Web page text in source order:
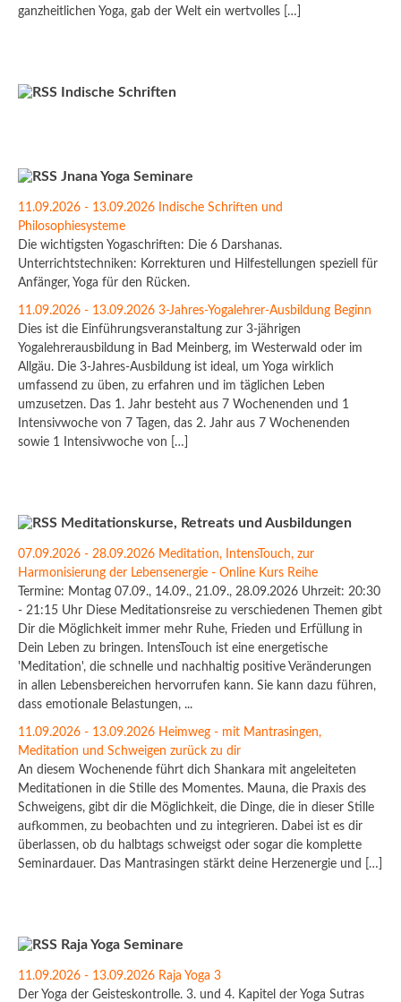
ganzheitlichen Yoga, gab der Welt ein wertvolles […]
Indische Schriften
Jnana Yoga Seminare
11.09.2026 - 13.09.2026 Indische Schriften und
Philosophiesysteme
Die wichtigsten Yogaschriften: Die 6 Darshanas.
Unterrichtstechniken: Korrekturen und Hilfestellungen speziell für
Anfänger, Yoga für den Rücken.
11.09.2026 - 13.09.2026 3-Jahres-Yogalehrer-Ausbildung Beginn
Dies ist die Einführungsveranstaltung zur 3-jährigen
Yogalehrerausbildung in Bad Meinberg, im Westerwald oder im
Allgäu. Die 3-Jahres-Ausbildung ist ideal, um Yoga wirklich
umfassend zu üben, zu erfahren und im täglichen Leben
umzusetzen. Das 1. Jahr besteht aus 7 Wochenenden und 1
Intensivwoche von 7 Tagen, das 2. Jahr aus 7 Wochenenden
sowie 1 Intensivwoche von […]
Meditationskurse, Retreats und Ausbildungen
07.09.2026 - 28.09.2026 Meditation, IntensTouch, zur
Harmonisierung der Lebensenergie - Online Kurs Reihe
Termine: Montag 07.09., 14.09., 21.09., 28.09.2026 Uhrzeit: 20:30
- 21:15 Uhr Diese Meditationsreise zu verschiedenen Themen gibt
Dir die Möglichkeit immer mehr Ruhe, Frieden und Erfüllung in
Dein Leben zu bringen. IntensTouch ist eine energetische
'Meditation', die schnelle und nachhaltig positive Veränderungen
in allen Lebensbereichen hervorrufen kann. Sie kann dazu führen,
dass emotionale Belastungen, ...
11.09.2026 - 13.09.2026 Heimweg - mit Mantrasingen,
Meditation und Schweigen zurück zu dir
An diesem Wochenende führt dich Shankara mit angeleiteten
Meditationen in die Stille des Momentes. Mauna, die Praxis des
Schweigens, gibt dir die Möglichkeit, die Dinge, die in dieser Stille
aufkommen, zu beobachten und zu integrieren. Dabei ist es dir
überlassen, ob du halbtags schweigst oder sogar die komplette
Seminardauer. Das Mantrasingen stärkt deine Herzenergie und […]
Raja Yoga Seminare
11.09.2026 - 13.09.2026 Raja Yoga 3
Der Yoga der Geisteskontrolle. 3. und 4. Kapitel der Yoga Sutras